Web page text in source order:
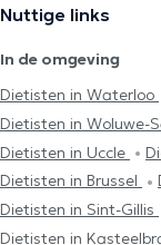
Nuttige links
In de omgeving
Dietisten in Waterloo
Dietisten in Woluwe-
Dietisten in Uccle
Dietisten in Brussel
Dietisten in Sint-Gillis
Dietisten in